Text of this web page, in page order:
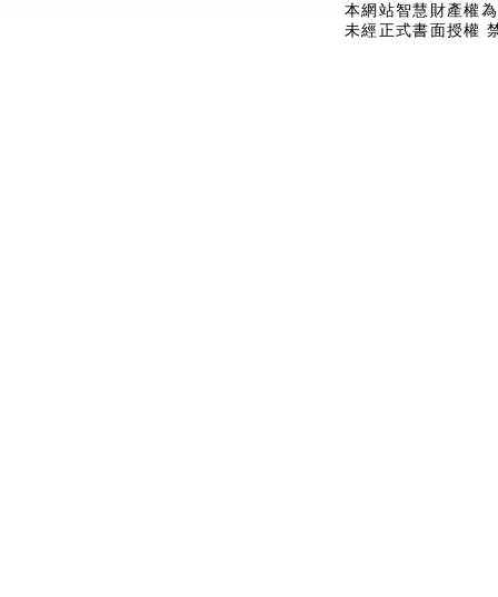
本網站智慧財產權
未經正式書面授權